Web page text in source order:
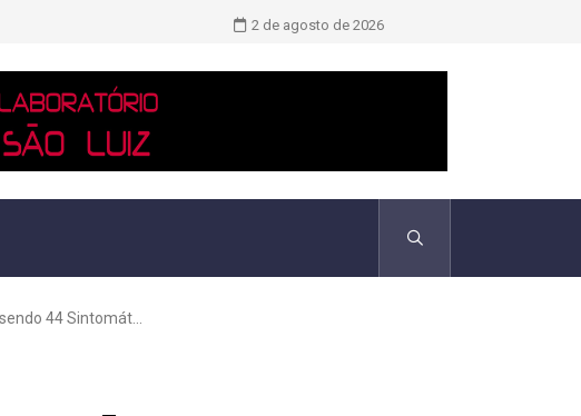
Novo boletim indica El Niño ‘muito
2 de agosto de 2026
44 Sintomát...